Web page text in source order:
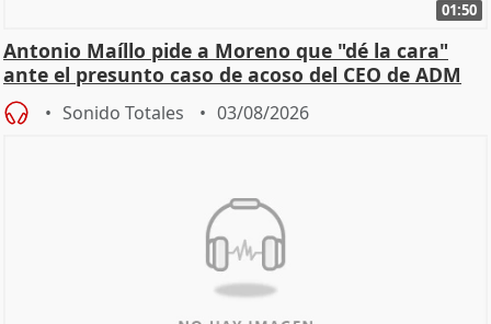
01:50
Antonio Maíllo pide a Moreno que "dé la cara"
ante el presunto caso de acoso del CEO de ADM
Sonido Totales 03/08/2026